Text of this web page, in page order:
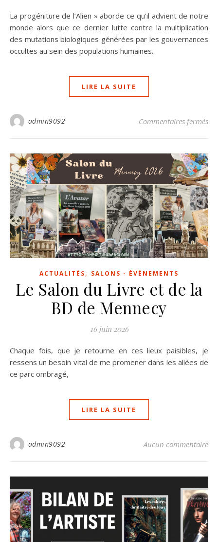
La progéniture de l’Alien » aborde ce qu’il advient de notre
monde alors que ce dernier lutte contre la multiplication
des mutations biologiques générées par les gouvernances
occultes au sein des populations humaines.
LIRE LA SUITE
admin9092 Commentaires fermés
ACTUALITÉS, SALONS - ÉVÉNEMENTS
Le Salon du Livre et de la
BD de Mennecy
16 juin 2026
Chaque fois, que je retourne en ces lieux paisibles, je
ressens un besoin vital de me promener dans les allées de
ce parc ombragé,
LIRE LA SUITE
admin9092 Aucun commentaire